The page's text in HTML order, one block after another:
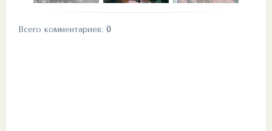
Всего комментариев: 0